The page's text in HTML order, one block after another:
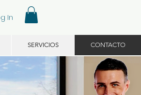
In
SERVICIOS CONTACTO